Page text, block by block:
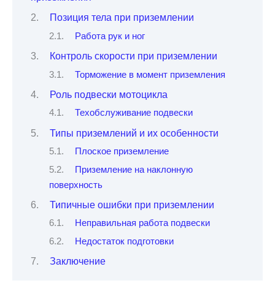
Позиция тела при приземлении
Работа рук и ног
Контроль скорости при приземлении
Торможение в момент приземления
Роль подвески мотоцикла
Техобслуживание подвески
Типы приземлений и их особенности
Плоское приземление
Приземление на наклонную
поверхность
Типичные ошибки при приземлении
Неправильная работа подвески
Недостаток подготовки
Заключение